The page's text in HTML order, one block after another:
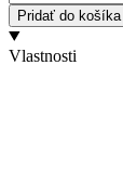
Pridať do košíka
Vlastnosti